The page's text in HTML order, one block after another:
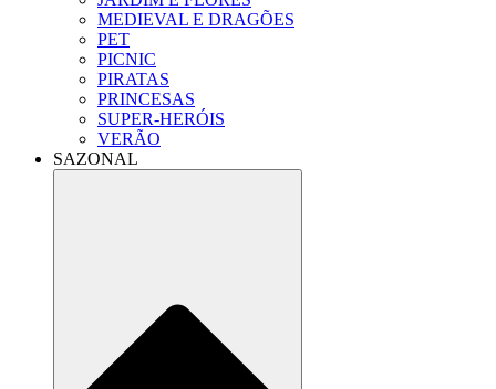
MEDIEVAL E DRAGÕES
PET
PICNIC
PIRATAS
PRINCESAS
SUPER-HERÓIS
VERÃO
SAZONAL